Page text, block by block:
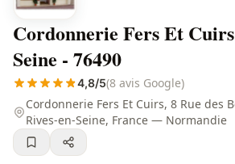
Cordonnerie Fers Et
Seine - 76490
4,8/5(8 avis Google)
Cordonnerie Fers Et Cuirs, 8 Rue des
Rives-en-Seine, France — Normandie